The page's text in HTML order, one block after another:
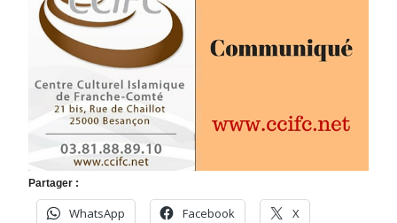
Partager :
WhatsApp Facebook X